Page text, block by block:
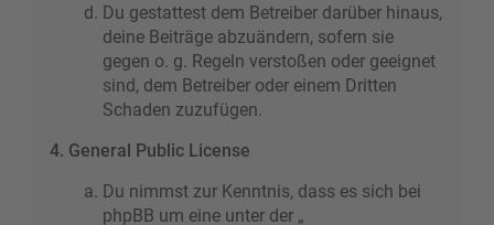
Du gestattest dem Betreiber darüber hinaus,
deine Beiträge abzuändern, sofern sie
gegen o. g. Regeln verstoßen oder geeignet
sind, dem Betreiber oder einem Dritten
Schaden zuzufügen.
4. General Public License
Du nimmst zur Kenntnis, dass es sich bei
phpBB um eine unter der „